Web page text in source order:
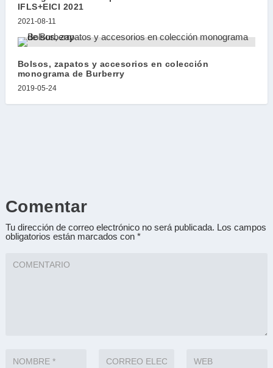
IFLS+EICI 2021
2021-08-11
Bolsos, zapatos y accesorios en colección
monograma de Burberry
2019-05-24
Comentar
Tu dirección de correo electrónico no será publicada. Los campos
obligatorios están marcados con *